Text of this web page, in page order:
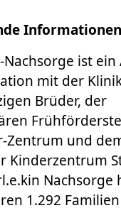
Nachsorge ist
mit der
Brüder, der
Zentrum und
Kinderzentrum
Nachsorge
1.292